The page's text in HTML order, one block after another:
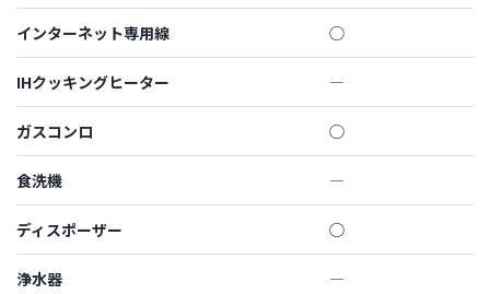
インターネット専用線 ◯
IHクッキングヒーター ―
ガスコンロ ◯
食洗機 ―
ディスポーザー ◯
浄水器 ―